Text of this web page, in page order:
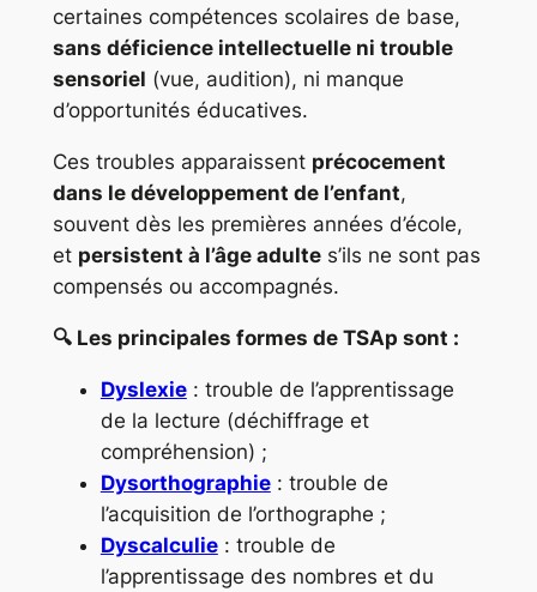
certaines compétences scolaires de base,
sans déficience intellectuelle ni trouble
sensoriel (vue, audition), ni manque
d’opportunités éducatives.
Ces troubles apparaissent précocement
dans le développement de l’enfant,
souvent dès les premières années d’école,
et persistent à l’âge adultes’ils ne sont pas
compensés ou accompagnés.
🔍 Les principales formes de TSAp sont :
Dyslexie: trouble de l’apprentissage
de la lecture (déchiffrage et
compréhension) ;
Dysorthographie: trouble de
l’acquisition de l’orthographe ;
Dyscalculie: trouble de
l’apprentissage des nombres et du